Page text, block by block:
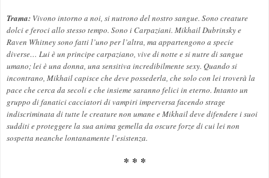
Trama: Vivono intorno a noi, si nutrono del nostro sangue. Sono creature
dolci e feroci allo stesso tempo. Sono i Carpaziani. Mikhail Dubrinsky e
Raven Whitney sono fatti l’uno per l’altra, ma appartengono a specie
diverse… Lui è un principe carpaziano, vive di notte e si nutre di sangue
umano; lei è una donna, una sensitiva incredibilmente sexy. Quando si
incontrano, Mikhail capisce che deve possederla, che solo con lei troverà la
pace che cerca da secoli e che insieme saranno felici in eterno. Intanto un
gruppo di fanatici cacciatori di vampiri imperversa facendo strage
indiscriminata di tutte le creature non umane e Mikhail deve difendere i suoi
sudditi e proteggere la sua anima gemella da oscure forze di cui lei non
sospetta neanche lontanamente l’esistenza.
* * *